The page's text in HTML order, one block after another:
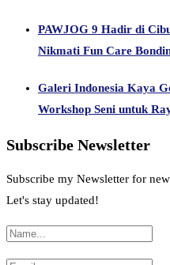
PAWJOG 9 Hadir di
Nikmati Fun Care
Galeri Indonesia Kaya
Workshop Seni untuk
Subscribe Newsletter
Subscribe my Newsletter for
Let's stay updated!